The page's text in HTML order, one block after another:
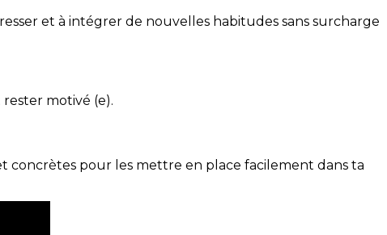
et à intégrer de nouvelles habitudes sans surcharge
motivé (e).
concrètes pour les mettre en place facilement dans ta